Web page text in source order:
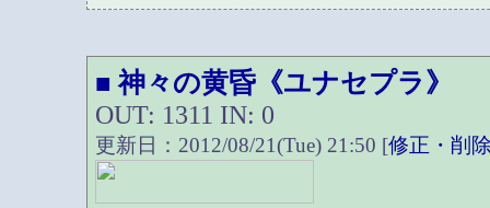
■ 神々の黄昏《ユナセプラ》
OUT: 1311 IN: 0
更新日：2012/08/21(Tue) 21:50 [修正・削